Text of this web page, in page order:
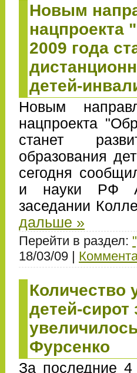
Новым
нацпроекта
2009 года
детей-
Новым
нацпроекта
станет
образования
сегодня
и науки РФ
заседании
дальше »
Перейти в раздел:
18/03/09 |
Количество
детей-сирот
Фурсенко
За последние